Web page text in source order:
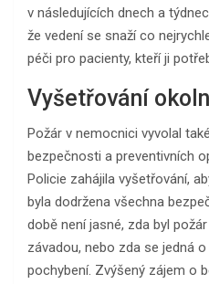
v následujících dnech a
že vedení se snaží co
péči pro pacienty, kteří ji
Vyšetřování
Požár v nemocnici vyvolal
bezpečnosti a preventivních
Policie zahájila vyšetřování,
byla dodržena všechna
době není jasné, zda byl
závadou, nebo zda se jedná
pochybení. Zvýšený zájem o